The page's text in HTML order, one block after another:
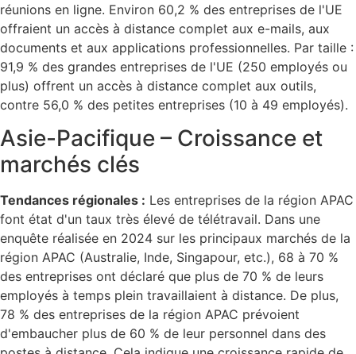
réunions en ligne. Environ 60,2 % des entreprises de l'UE
offraient un accès à distance complet aux e-mails, aux
documents et aux applications professionnelles. Par taille :
91,9 % des grandes entreprises de l'UE (250 employés ou
plus) offrent un accès à distance complet aux outils,
contre 56,0 % des petites entreprises (10 à 49 employés).
Asie-Pacifique – Croissance et
marchés clés
Tendances régionales : Les entreprises de la région APAC
font état d'un taux très élevé de télétravail. Dans une
enquête réalisée en 2024 sur les principaux marchés de la
région APAC (Australie, Inde, Singapour, etc.), 68 à 70 %
des entreprises ont déclaré que plus de 70 % de leurs
employés à temps plein travaillaient à distance. De plus,
78 % des entreprises de la région APAC prévoient
d'embaucher plus de 60 % de leur personnel dans des